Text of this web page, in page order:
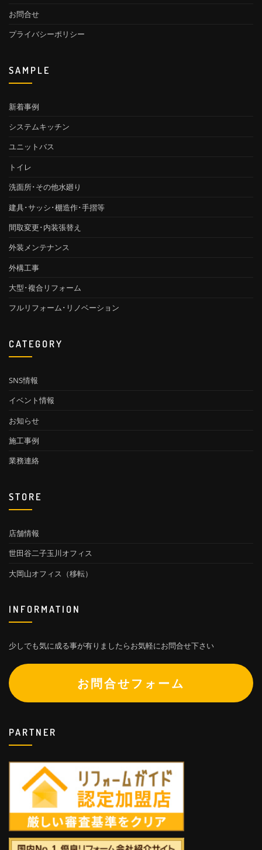
お問合せ
プライバシーポリシー
SAMPLE
新着事例
システムキッチン
ユニットバス
トイレ
洗面所･その他水廻り
建具･サッシ･棚造作･手摺等
間取変更･内装張替え
外装メンテナンス
外構工事
大型･複合リフォーム
フルリフォーム･リノベーション
CATEGORY
SNS情報
イベント情報
お知らせ
施工事例
業務連絡
STORE
店舗情報
世田谷二子玉川オフィス
大岡山オフィス（移転）
INFORMATION
少しでも気に成る事が有りましたらお気軽にお問合せ下さい
お問合せフォーム
PARTNER